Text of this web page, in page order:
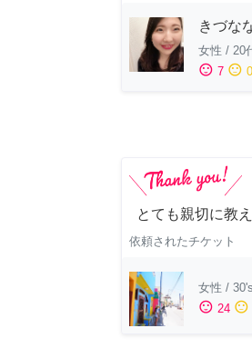
きづな
女性 / 20
sentiment_satisfied 7 sentiment_neutral 0
とても親切に教
依頼されたチケット
女性 / 30's
sentiment_satisfied 24 sentiment_neutral